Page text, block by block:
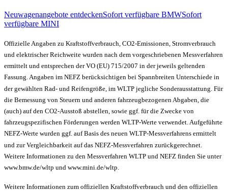
Neuwagenangebote entdeckenSofort verfügbare BMWSofort
verfügbare MINI
Offizielle Angaben zu Kraftstoffverbrauch, CO2-Emissionen, Stromverbrauch
und elektrischer Reichweite wurden nach dem vorgeschriebenen Messverfahren
ermittelt und entsprechen der VO (EU) 715/2007 in der jeweils geltenden
Fassung. Angaben im NEFZ berücksichtigen bei Spannbreiten Unterschiede in
der gewählten Rad- und Reifengröße, im WLTP jegliche Sonderausstattung. Für
die Bemessung von Steuern und anderen fahrzeugbezogenen Abgaben, die
(auch) auf den CO2-Ausstoß abstellen, sowie ggf. für die Zwecke von
fahrzeugspezifischen Förderungen werden WLTP-Werte verwendet. Aufgeführte
NEFZ-Werte wurden ggf. auf Basis des neuen WLTP-Messverfahrens ermittelt
und zur Vergleichbarkeit auf das NEFZ-Messverfahren zurückgerechnet.
Weitere Informationen zu den Messverfahren WLTP und NEFZ finden Sie unter
www.bmw.de/wltp und www.mini.de/wltp.
Weitere Informationen zum offiziellen Kraftstoffverbrauch und den offiziellen